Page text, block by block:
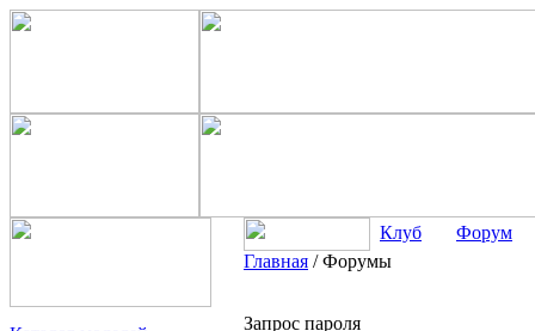
Клуб
Форум
Главная /Форумы
Запрос пароля